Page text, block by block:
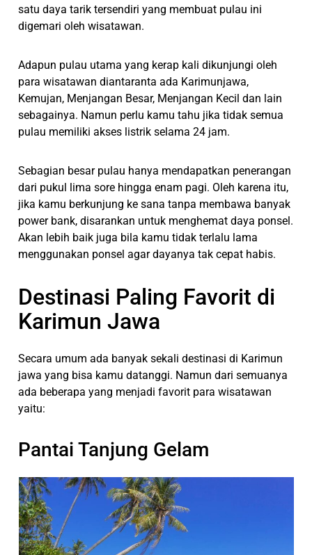
satu daya tarik tersendiri yang membuat pulau ini
digemari oleh wisatawan.
Adapun pulau utama yang kerap kali dikunjungi oleh
para wisatawan diantaranta ada Karimunjawa,
Kemujan, Menjangan Besar, Menjangan Kecil dan lain
sebagainya. Namun perlu kamu tahu jika tidak semua
pulau memiliki akses listrik selama 24 jam.
Sebagian besar pulau hanya mendapatkan penerangan
dari pukul lima sore hingga enam pagi. Oleh karena itu,
jika kamu berkunjung ke sana tanpa membawa banyak
power bank, disarankan untuk menghemat daya ponsel.
Akan lebih baik juga bila kamu tidak terlalu lama
menggunakan ponsel agar dayanya tak cepat habis.
Destinasi Paling Favorit di
Karimun Jawa
Secara umum ada banyak sekali destinasi di Karimun
jawa yang bisa kamu datanggi. Namun dari semuanya
ada beberapa yang menjadi favorit para wisatawan
yaitu:
Pantai Tanjung Gelam